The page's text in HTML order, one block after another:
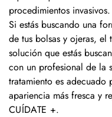
procedimientos invasivos.
Si estás buscando una
de tus bolsas y ojeras,
solución que estás
con un profesional de la
tratamiento es adecuado
apariencia más fresca y
CUÍDATE +.